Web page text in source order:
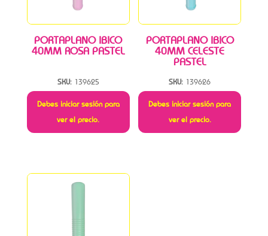
PORTAPLANO IBICO
40MM ROSA PASTEL
SKU: 139625
Debes iniciar sesión para
ver el precio.
PORTAPLANO IBICO
40MM CELESTE
PASTEL
SKU: 139626
Debes iniciar sesión para
ver el precio.